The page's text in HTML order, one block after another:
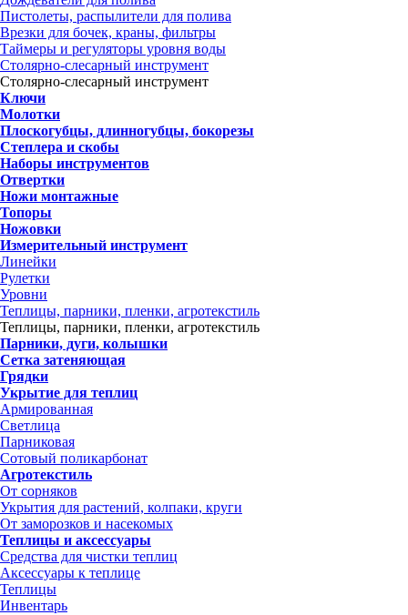
Пистолеты, распылители для полива
Врезки для бочек, краны, фильтры
Таймеры и регуляторы уровня воды
Столярно-слесарный инструмент
Столярно-слесарный инструмент
Ключи
Молотки
Плоскогубцы, длинногубцы, бокорезы
Степлера и скобы
Наборы инструментов
Отвертки
Ножи монтажные
Топоры
Ножовки
Измерительный инструмент
Линейки
Рулетки
Уровни
Теплицы, парники, пленки, агротекстиль
Теплицы, парники, пленки, агротекстиль
Парники, дуги, колышки
Сетка затеняющая
Грядки
Укрытие для теплиц
Армированная
Светлица
Парниковая
Сотовый поликарбонат
Агротекстиль
От сорняков
Укрытия для растений, колпаки, круги
От заморозков и насекомых
Теплицы и аксессуары
Средства для чистки теплиц
Аксессуары к теплице
Теплицы
Инвентарь